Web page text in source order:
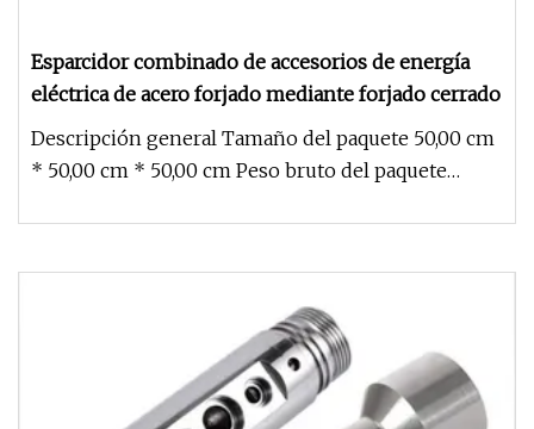
Esparcidor combinado de accesorios de energía
eléctrica de acero forjado mediante forjado cerrado
Descripción general Tamaño del paquete 50,00 cm
* 50,00 cm * 50,00 cm Peso bruto del paquete